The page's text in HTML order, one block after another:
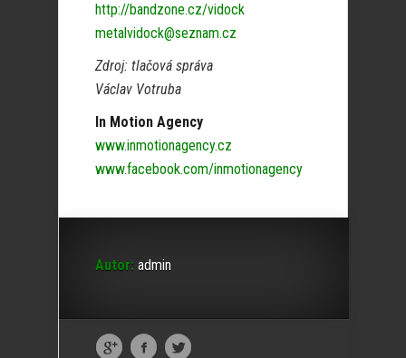
http://bandzone.cz/vidock
metalvidock@seznam.cz
Zdroj: tlačová správa
Václav Votruba
In Motion Agency
www.inmotionagency.cz
www.facebook.com/inmotionagency
Autor: admin